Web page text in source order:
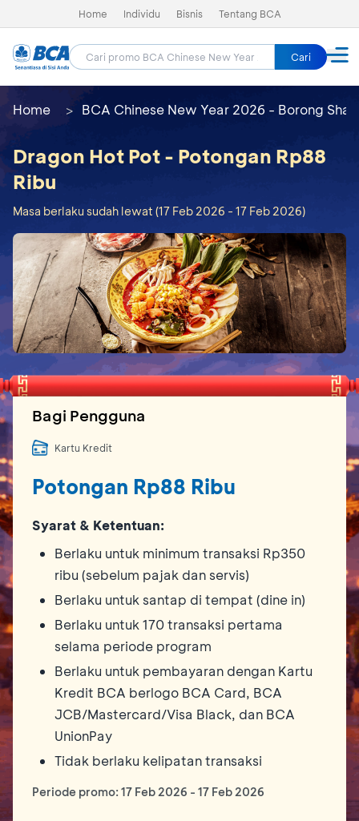
Home Individu Bisnis Tentang BCA
Cari
Home BCA Chinese New Year 2026 - Borong Shay
Dragon Hot Pot - Potongan Rp88
Ribu
Masa berlaku sudah lewat (17 Feb 2026 - 17 Feb 2026)
Bagi Pengguna
Kartu Kredit
Potongan Rp88 Ribu
Syarat & Ketentuan:
Berlaku untuk minimum transaksi Rp350
ribu (sebelum pajak dan servis)
Berlaku untuk santap di tempat (dine in)
Berlaku untuk 170 transaksi pertama
selama periode program
Berlaku untuk pembayaran dengan Kartu
Kredit BCA berlogo BCA Card, BCA
JCB/Mastercard/Visa Black, dan BCA
UnionPay
Tidak berlaku kelipatan transaksi
Periode promo: 17 Feb 2026 - 17 Feb 2026